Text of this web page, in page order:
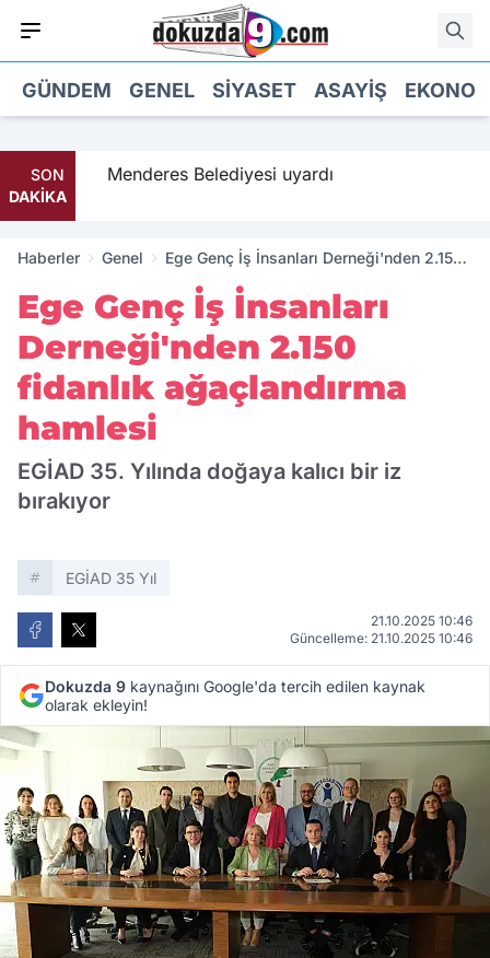
GÜNDEM GENEL SIYASET ASAYIŞ
SON
DAKİKA
geldi Menderes Belediyesi uyardı
Haberler Genel
Ege Genç İş İnsanları Derneği'nden 2.150
Ege Genç İş İnsanları
Derneği'nden 2.150
fidanlık ağaçlandırma
hamlesi
EGİAD 35. Yılında doğaya kalıcı bir iz
bırakıyor
EGİAD 35 Yıl
21.10.2025 10:46
Güncelleme: 21.10.2025 10:46
Dokuzda 9 kaynağını Google'da tercih edilen kaynak
olarak ekleyin!